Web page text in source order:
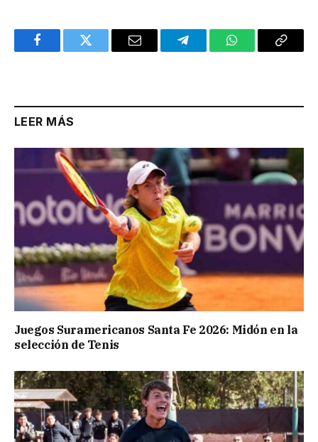
FacebookTwitter Email TelegramWhatsAppCopy
LEER MÁS
Juegos Suramericanos Santa Fe 2026: Midón en la
selección de Tenis